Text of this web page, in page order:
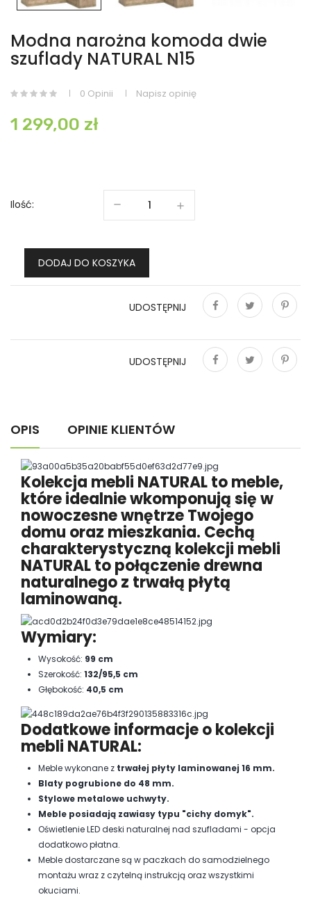
Modna narożna komoda dwie
szuflady NATURAL N15
0 Opinii Napisz opinię
1 299,00 zł
Ilość:
DODAJ DO KOSZYKA
UDOSTĘPNIJ
UdostępnijTweetuj Pinterest
UDOSTĘPNIJ
UdostępnijTweetuj Pinterest
OPIS OPINIE KLIENTÓW
Kolekcja mebli NATURAL to meble,
które idealnie wkomponują się w
nowoczesne wnętrze Twojego
domu oraz mieszkania. Cechą
charakterystyczną kolekcji mebli
NATURAL to połączenie drewna
naturalnego z trwałą płytą
laminowaną.
Wymiary:
Wysokość: 99 cm
Szerokość: 132/95,5 cm
Głębokość: 40,5 cm
Dodatkowe informacje o kolekcji
mebli NATURAL:
Meble wykonane z trwałej płyty laminowanej 16 mm.
Blaty pogrubione do 48 mm.
Stylowe metalowe uchwyty.
Meble posiadają zawiasy typu "cichy domyk".
Oświetlenie LED deski naturalnej nad szufladami - opcja
dodatkowo płatna.
Meble dostarczane są w paczkach do samodzielnego
montażu wraz z czytelną instrukcją oraz wszystkimi
okuciami.